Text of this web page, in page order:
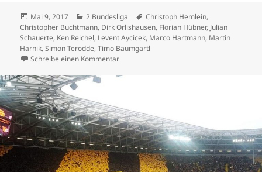
Veröffentlicht
am
Mai 9, 2017 Kategorien
2 Bundesliga Schlagwörter
Christoph Hemlein,
Christopher Buchtmann, Dirk Orlishausen, Florian Hübner, Julian
Schauerte, Ken Reichel, Levent Aycicek, Marco Hartmann, Martin
Harnik,Simon Terodde,Timo Baumgartl
Schreibe einen Kommentarzu VfB-Stuttgart steht vor 200stem Punkt –